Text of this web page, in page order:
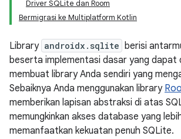
Driver SQLite dan Room
Bermigrasi ke Multiplatform Kotlin
Library androidx.sqlite berisi
beserta implementasi dasar yang dapat
membuat library Anda sendiri yang
Sebaiknya Anda menggunakan library
memberikan lapisan abstraksi di atas
memungkinkan akses database yang
memanfaatkan kekuatan penuh SQLite.